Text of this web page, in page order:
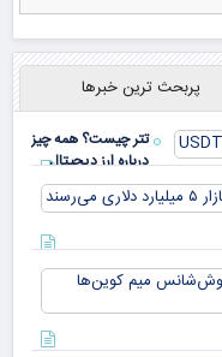
پربحث ترین خبرها
تتر چیست؟ همه چیز
درباره ارز دیجیتال
USDT